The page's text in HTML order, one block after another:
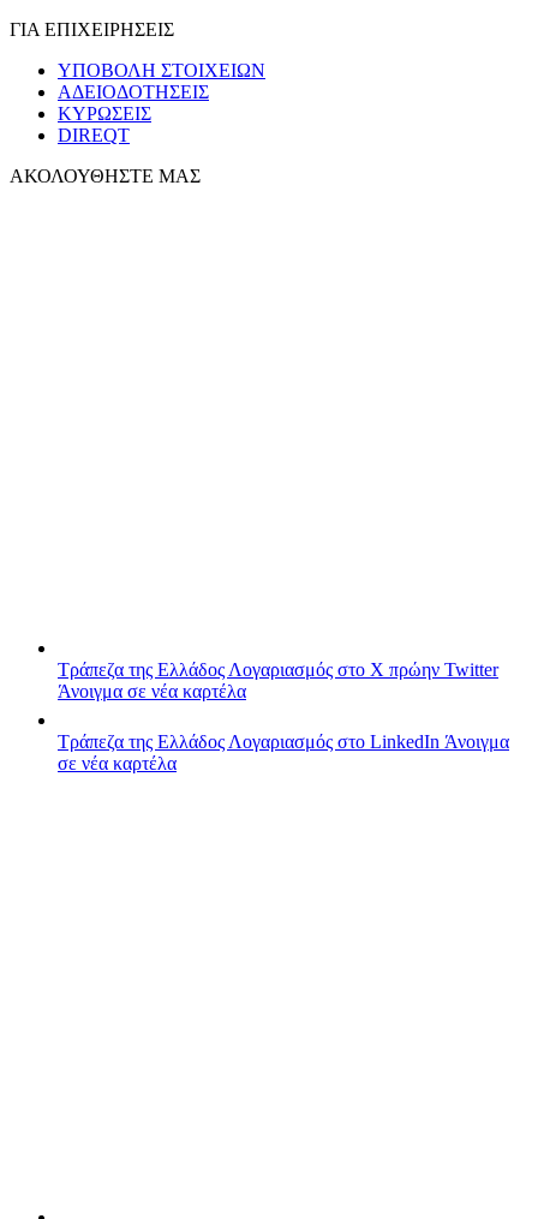
ΓΙΑ ΕΠΙΧΕΙΡΗΣΕΙΣ
ΥΠΟΒΟΛΗ ΣΤΟΙΧΕΙΩΝ
ΑΔΕΙΟΔΟΤΗΣΕΙΣ
ΚΥΡΩΣΕΙΣ
DIREQT
ΑΚΟΛΟΥΘΗΣΤΕ ΜΑΣ
Τράπεζα της Ελλάδος Λογαριασμός στο X πρώην Twitter
Άνοιγμα σε νέα καρτέλα
Τράπεζα της Ελλάδος Λογαριασμός στο LinkedIn Άνοιγμα
σε νέα καρτέλα